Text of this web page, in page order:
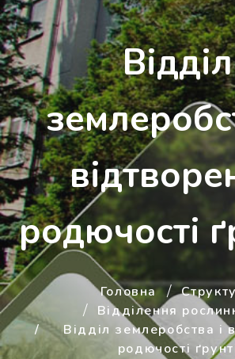
Відділ
родючості
Головна
Відділення
Відділ землеробства і
родючості